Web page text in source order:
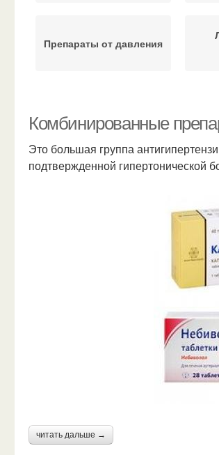
Препараты от давления
Комбинированные
Это большая группа
подтвержденной гипертонической
читать дальше →